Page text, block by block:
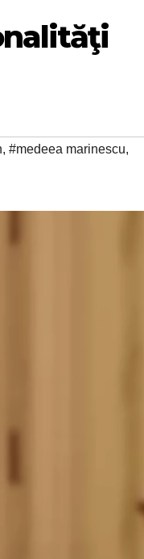
, #medeea marinescu,